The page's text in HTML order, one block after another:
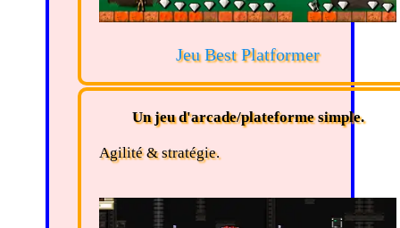
Jeu Best Platformer
Un jeu d'arcade/plateforme simple.
Agilité & stratégie.